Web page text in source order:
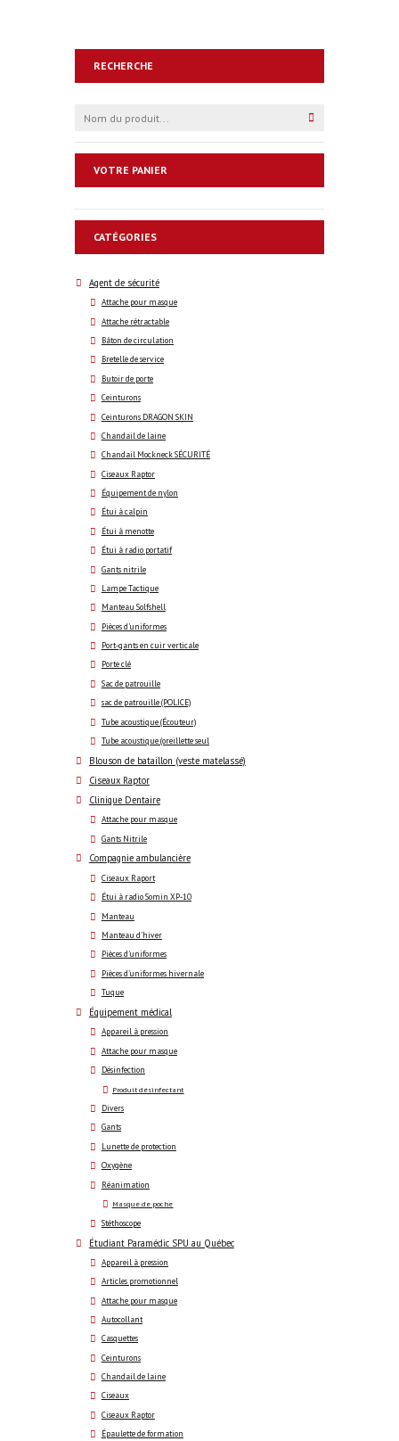
RECHERCHE
VOTRE PANIER
CATÉGORIES
Agent de sécurité
Attache pour masque
Attache rétractable
Bâton de circulation
Bretelle de service
Butoir de porte
Ceinturons
Ceinturons DRAGON SKIN
Chandail de laine
Chandail Mockneck SÉCURITÉ
Ciseaux Raptor
Équipement de nylon
Étui à calpin
Étui à menotte
Étui à radio portatif
Gants nitrile
Lampe Tactique
Manteau Solfshell
Pièces d'uniformes
Port-gants en cuir verticale
Porte clé
Sac de patrouille
sac de patrouille (POLICE)
Tube acoustique (Écouteur)
Tube acoustique (oreillette seul
Blouson de bataillon (veste matelassé)
Ciseaux Raptor
Clinique Dentaire
Attache pour masque
Gants Nitrile
Compagnie ambulancière
Ciseaux Raport
Étui à radio Somin XP-10
Manteau
Manteau d'hiver
Pièces d'uniformes
Pièces d'uniformes hivernale
Tuque
Équipement médical
Appareil à pression
Attache pour masque
Désinfection
Produit désinfectant
Divers
Gants
Lunette de protection
Oxygène
Réanimation
Masque de poche
Stéthoscope
Étudiant Paramédic SPU au Québec
Appareil à pression
Articles promotionnel
Attache pour masque
Autocollant
Casquettes
Ceinturons
Chandail de laine
Ciseaux
Ciseaux Raptor
Épaulette de formation